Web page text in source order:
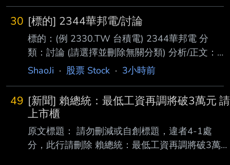
30 [標的] 2344華邦電/討論
標的：(例 2330.TW 台積電) 2344華邦電 分
類：討論 (請選擇並刪除無關分類) 分析/正文：
標的分類多已經發太多篇了 就按照之前的慣性
了-.- 之前承諾過大家 法說會開完之後要發分析
文 現在來補功課 -華邦電- 第二季增逾七成、年
增逾三倍 且毛利率一舉突破七成 較上季及去年
同期均大幅躍升 顯示產品組合優化與售價上漲
的效益正快速反映在獲利上 記憶體績效好已經
ShaoJi · 股票 Stock · 3小時前
49 [新聞] 賴總統：最低工資再調將破3萬元 請
上市櫃
原文標題： 請勿刪減或自創標題，違者4-1處
分，此行請刪除 賴總統：最低工資再調將破3萬元